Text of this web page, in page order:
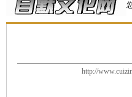
http://